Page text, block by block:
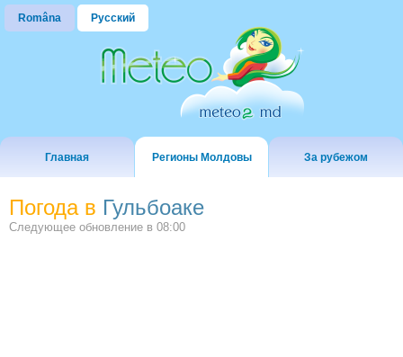
Româna Русский
Главная Регионы Молдовы За рубежом
Погода в Гульбоаке
Следующее обновление в 08:00